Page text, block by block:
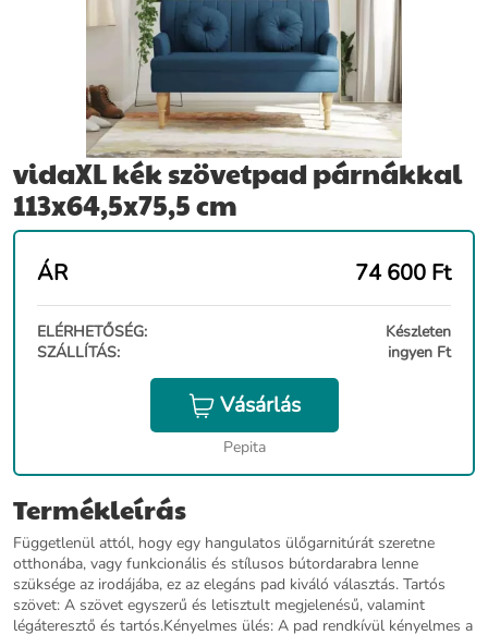
vidaXL kék szövetpad párnákkal
113x64,5x75,5 cm
ÁR 74 600 Ft
ELÉRHETŐSÉG:
Készleten
SZÁLLÍTÁS:
ingyen Ft
Vásárlás
Pepita
Termékleírás
Függetlenül attól, hogy egy hangulatos ülőgarnitúrát szeretne
otthonába, vagy funkcionális és stílusos bútordarabra lenne
szüksége az irodájába, ez az elegáns pad kiváló választás. Tartós
szövet: A szövet egyszerű és letisztult megjelenésű, valamint
légáteresztő és tartós.Kényelmes ülés: A pad rendkívül kényelmes a